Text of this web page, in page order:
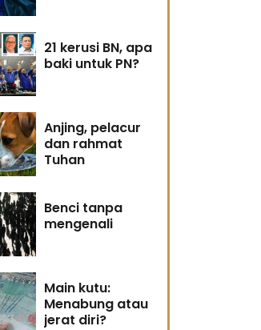
21 kerusi BN, apa
baki untuk PN?
Anjing, pelacur
dan rahmat
Tuhan
Benci tanpa
mengenali
Main kutu:
Menabung atau
jerat diri?